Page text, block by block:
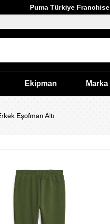
Puma Türkiye Franchise
Ekipman Marka
Eşofman Altı